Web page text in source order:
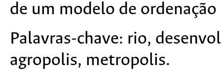
de um modelo de
Palavras-chave: rio,
agropolis, metropolis.